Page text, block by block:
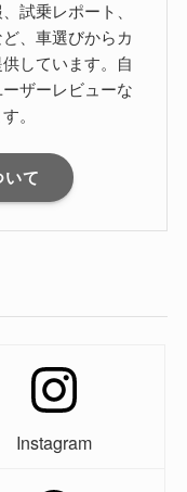
試乗レポート、
、車選びからカ
しています。自
ザーレビューな
。
て
Instagram